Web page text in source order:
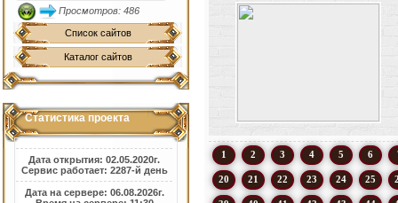
Просмотров: 486
Список сайтов
Каталог сайтов
Статистика проекта
Дата открытия: 02.05.2020г.
Сервис работает: 2287-й день
Дата на сервере: 06.08.2026г.
1 2 3 4 5 6
20 21 22 23 24 25